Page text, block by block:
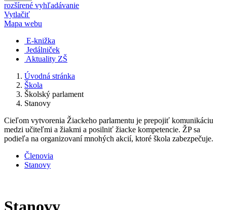
rozšírené vyhľadávanie
Vytlačiť
Mapa webu
E-knižka
Jedálniček
Aktuality ZŠ
Úvodná stránka
Škola
Školský parlament
Stanovy
Cieľom vytvorenia Žiackeho parlamentu je prepojiť komunikáciu
medzi učiteľmi a žiakmi a posilniť žiacke kompetencie. ŽP sa
podieľa na organizovaní mnohých akcií, ktoré škola zabezpečuje.
Členovia
Stanovy